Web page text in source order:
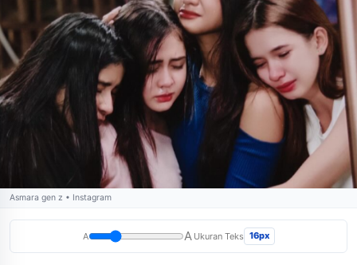
Asmara gen z • Instagram
A A Ukuran Teks 16px